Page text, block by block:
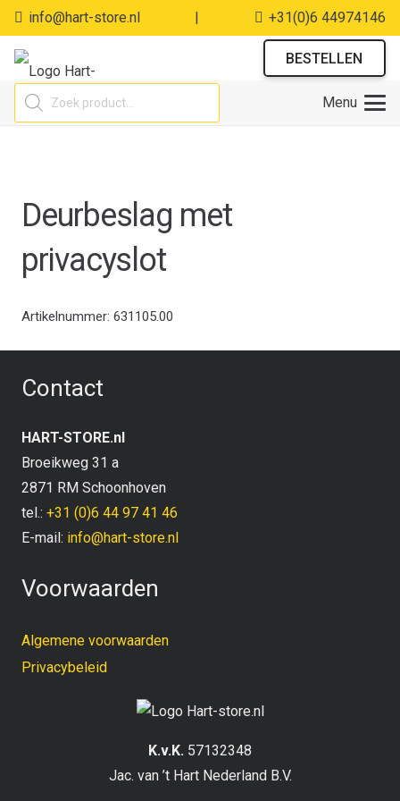
info@hart-store.nl | +31(0)6 44974146
BESTELLEN
Producten
zoeken
Menu
Deurbeslag met
privacyslot
Artikelnummer: 631105.00
Contact
HART-STORE.nl
Broeikweg 31 a
2871 RM Schoonhoven
tel.: +31 (0)6 44 97 41 46
E-mail: info@hart-store.nl
Voorwaarden
Algemene voorwaarden
Privacybeleid
K.v.K. 57132348
Jac. van ’t Hart Nederland B.V.